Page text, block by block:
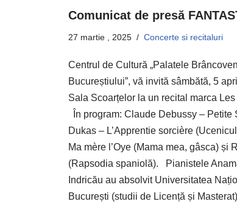
Comunicat de presă
27 martie , 2025 Concerte si recitaluri
Centrul de Cultură „Palatele
Bucureștiului”, vă invită sâmbătă, 5
Sala Scoarțelor la un recital marca
În program: Claude Debussy – Petite
Dukas – L’Apprentie sorcière
Ma mère l’Oye (Mama mea, gâsca) și
(Rapsodia spaniolă). Pianistele
Indricău au absolvit Universitatea
București (studii de Licență și